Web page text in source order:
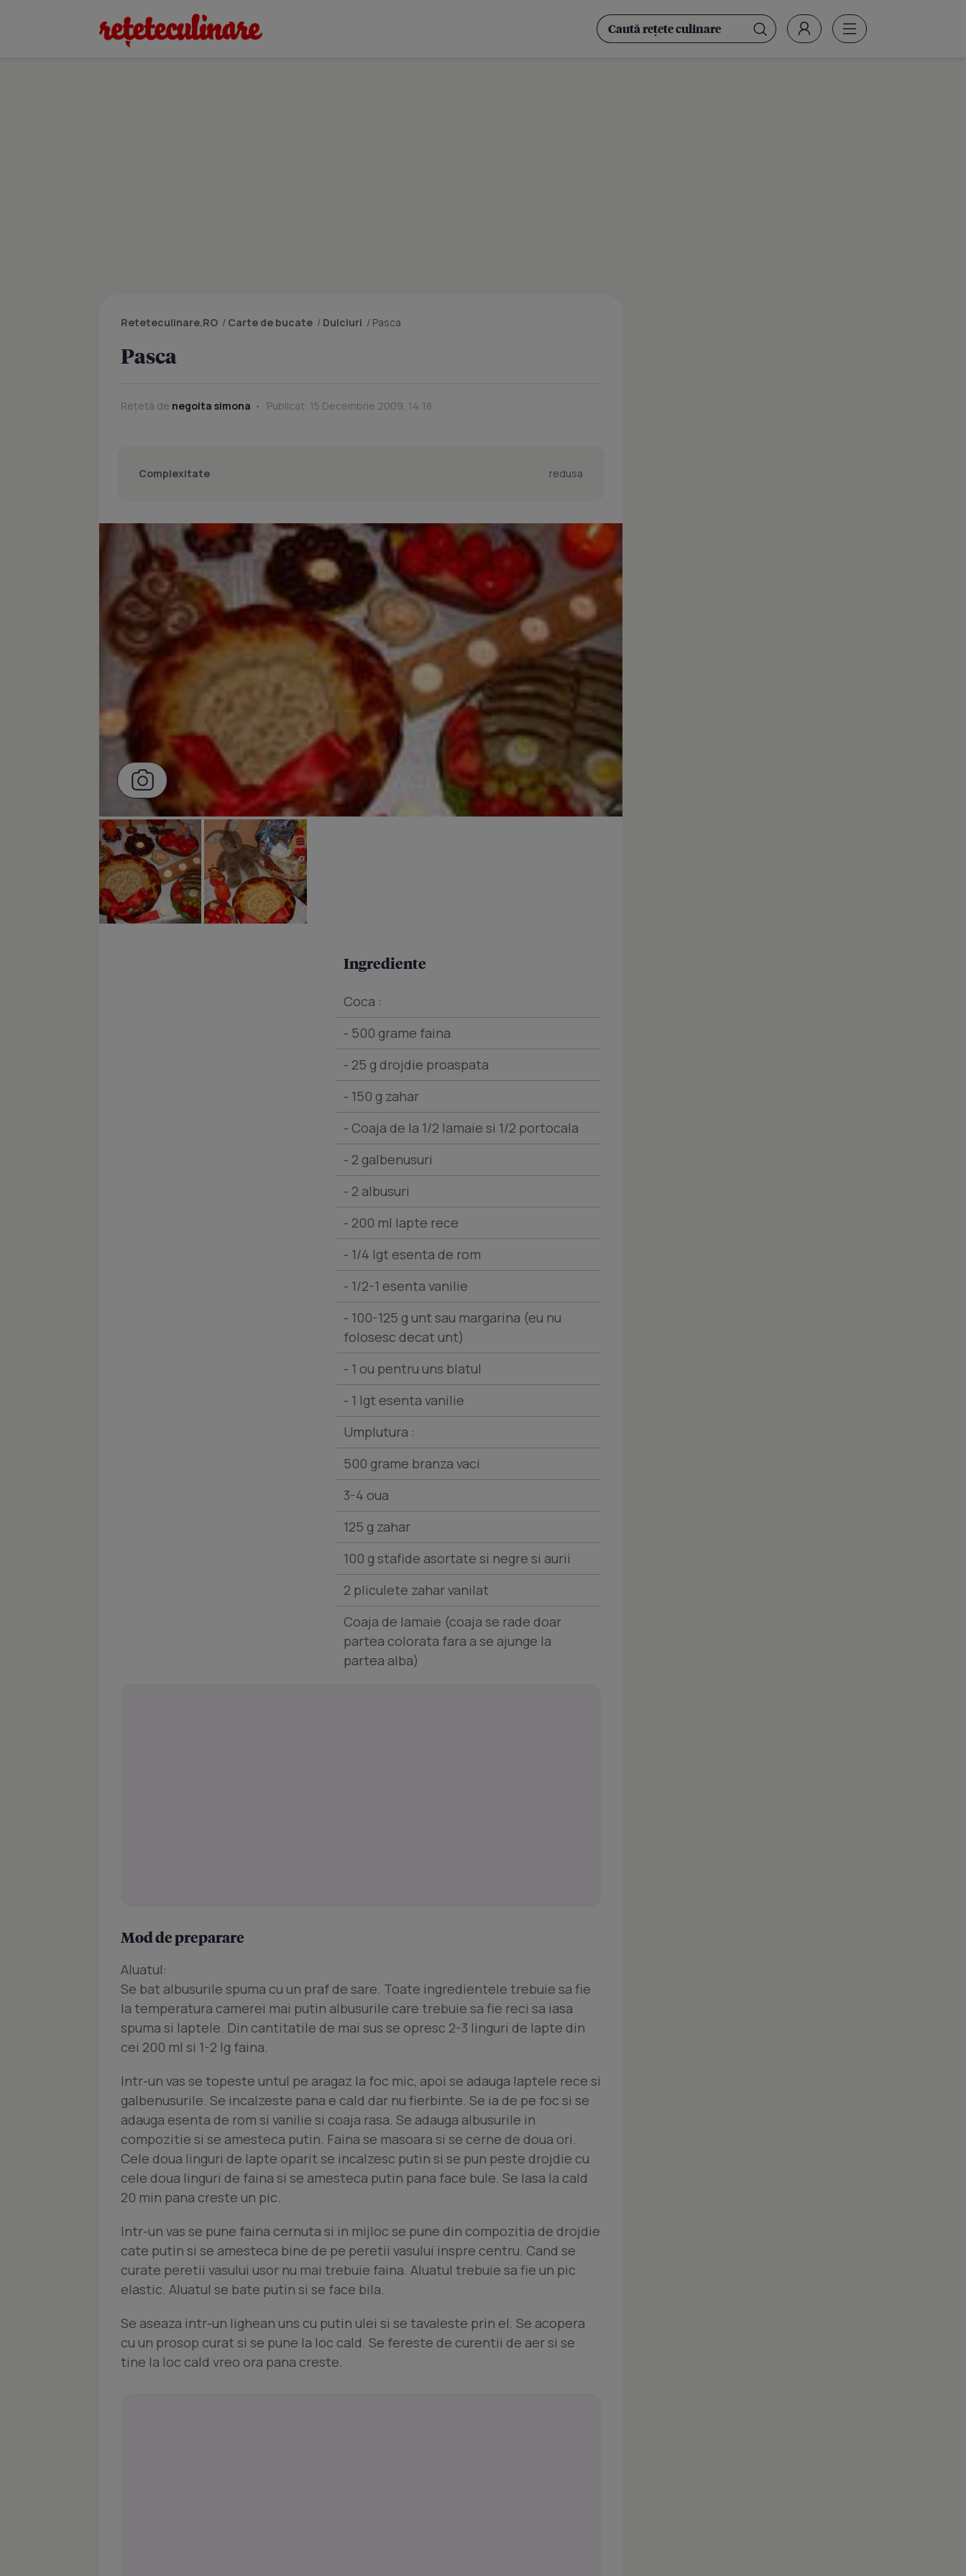
Reteteculinare.RO / Carte de bucate / Dulciuri / Pasca
Pasca
Rețetă de negoita simona Publicat: 15 Decembrie 2009, 14:18
Complexitate redusa
Ingrediente
Coca :
- 500 grame faina
- 25 g drojdie proaspata
- 150 g zahar
- Coaja de la 1/2 lamaie si 1/2 portocala
- 2 galbenusuri
- 2 albusuri
- 200 ml lapte rece
- 1/4 lgt esenta de rom
- 1/2-1 esenta vanilie
- 100-125 g unt sau margarina (eu nu
folosesc decat unt)
- 1 ou pentru uns blatul
- 1 lgt esenta vanilie
Umplutura :
500 grame branza vaci
3-4 oua
125 g zahar
100 g stafide asortate si negre si aurii
2 pliculete zahar vanilat
Coaja de lamaie (coaja se rade doar
partea colorata fara a se ajunge la
partea alba)
Mod de preparare
Aluatul:
Se bat albusurile spuma cu un praf de sare. Toate ingredientele trebuie sa fie
la temperatura camerei mai putin albusurile care trebuie sa fie reci sa iasa
spuma si laptele. Din cantitatile de mai sus se opresc 2-3 linguri de lapte din
cei 200 ml si 1-2 lg faina.
Intr-un vas se topeste untul pe aragaz la foc mic, apoi se adauga laptele rece si
galbenusurile. Se incalzeste pana e cald dar nu fierbinte. Se ia de pe foc si se
adauga esenta de rom si vanilie si coaja rasa. Se adauga albusurile in
compozitie si se amesteca putin. Faina se masoara si se cerne de doua ori.
Cele doua linguri de lapte oparit se incalzesc putin si se pun peste drojdie cu
cele doua linguri de faina si se amesteca putin pana face bule. Se lasa la cald
20 min pana creste un pic.
Intr-un vas se pune faina cernuta si in mijloc se pune din compozitia de drojdie
cate putin si se amesteca bine de pe peretii vasului inspre centru. Cand se
curate peretii vasului usor nu mai trebuie faina. Aluatul trebuie sa fie un pic
elastic. Aluatul se bate putin si se face bila.
Se aseaza intr-un lighean uns cu putin ulei si se tavaleste prin el. Se acopera
cu un prosop curat si se pune la loc cald. Se fereste de curentii de aer si se
tine la loc cald vreo ora pana creste.